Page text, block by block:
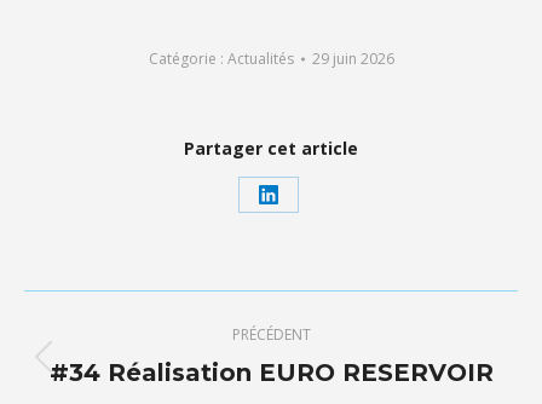
Catégorie : Actualités 29 juin 2026
Partager cet article
Partager
LinkedIn
article
PRÉCÉDENT
Article
#34 Réalisation EURO RESERVOIR